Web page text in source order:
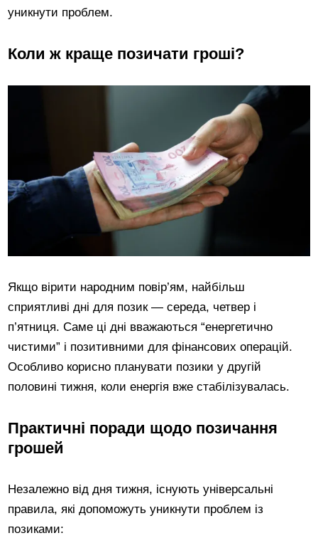
уникнути проблем.
Коли ж краще позичати гроші?
Якщо вірити народним повір’ям, найбільш
сприятливі дні для позик — середа, четвер і
п’ятниця. Саме ці дні вважаються “енергетично
чистими” і позитивними для фінансових операцій.
Особливо корисно планувати позики у другій
половині тижня, коли енергія вже стабілізувалась.
Практичні поради щодо позичання
грошей
Незалежно від дня тижня, існують універсальні
правила, які допоможуть уникнути проблем із
позиками: